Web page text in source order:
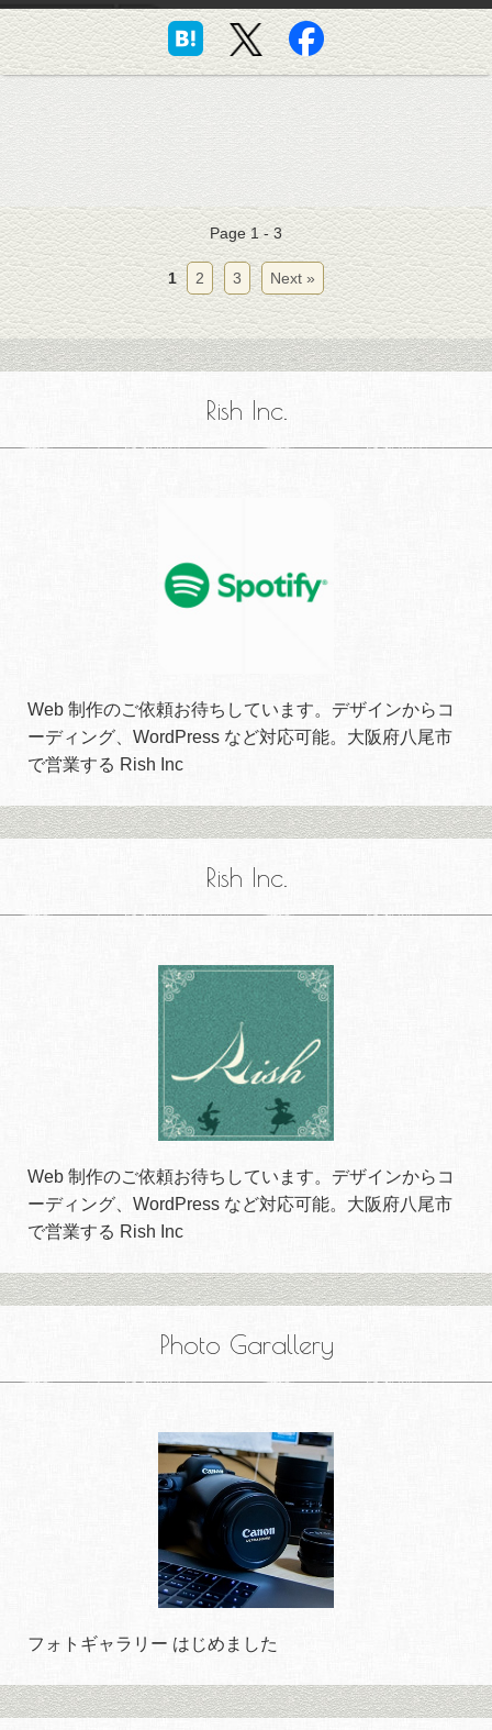
Page 1 - 3
1 2 3 Next »
Rish Inc.
Web 制作のご依頼お待ちしています。デザインからコ
ーディング、WordPress など対応可能。大阪府八尾市
で営業する Rish Inc
Rish Inc.
Web 制作のご依頼お待ちしています。デザインからコ
ーディング、WordPress など対応可能。大阪府八尾市
で営業する Rish Inc
Photo Garallery
フォトギャラリー はじめました